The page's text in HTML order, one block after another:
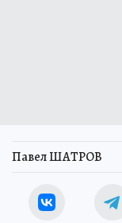
Павел ШАТРОВ